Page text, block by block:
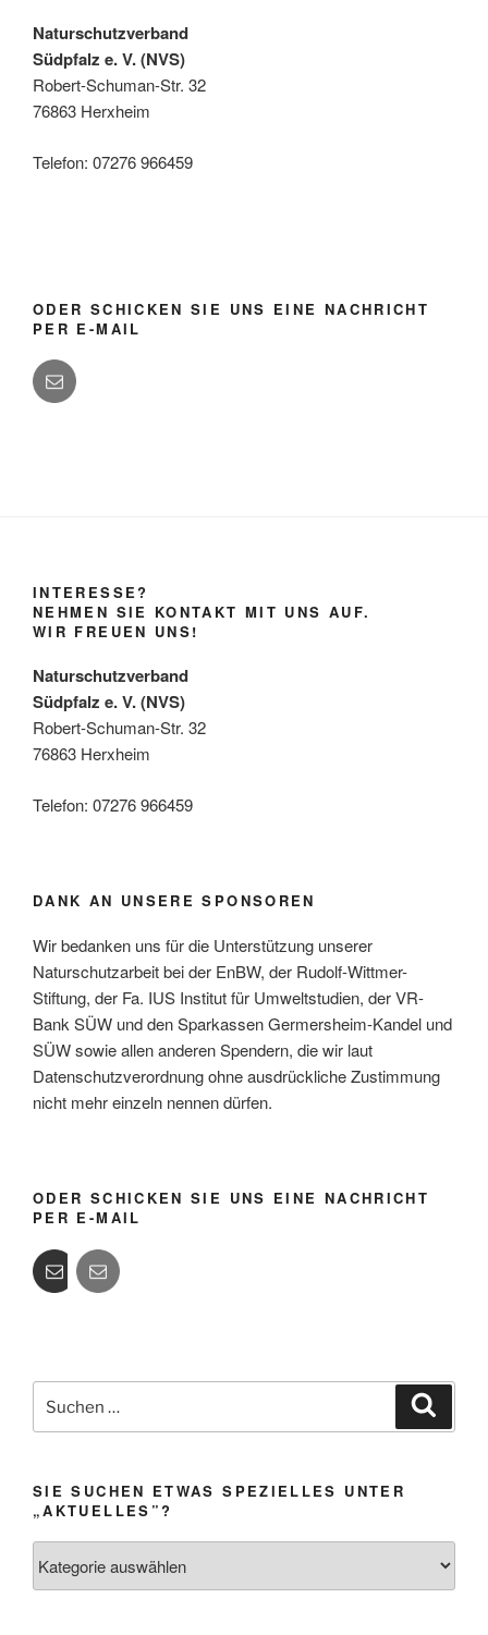
Naturschutzverband
Südpfalz e. V. (NVS)
Robert-Schuman-Str. 32
76863 Herxheim
Telefon: 07276 966459
ODER SCHICKEN SIE UNS EINE NACHRICHT
PER E-MAIL
INTERESSE?
NEHMEN SIE KONTAKT MIT UNS AUF.
WIR FREUEN UNS!
Naturschutzverband
Südpfalz e. V. (NVS)
Robert-Schuman-Str. 32
76863 Herxheim
Telefon: 07276 966459
DANK AN UNSERE SPONSOREN
Wir bedanken uns für die Unterstützung unserer
Naturschutzarbeit bei der EnBW, der Rudolf-Wittmer-
Stiftung, der Fa. IUS Institut für Umweltstudien, der VR-
Bank SÜW und den Sparkassen Germersheim-Kandel und
SÜW sowie allen anderen Spendern, die wir laut
Datenschutzverordnung ohne ausdrückliche Zustimmung
nicht mehr einzeln nennen dürfen.
ODER SCHICKEN SIE UNS EINE NACHRICHT
PER E-MAIL
nach:
SIE SUCHEN ETWAS SPEZIELLES UNTER
„AKTUELLES”?
suchen